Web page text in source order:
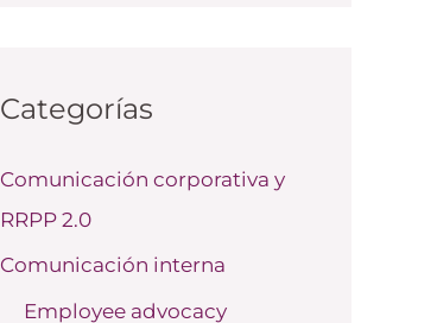
a
p
o
r
Categorías
Comunicación corporativa y
RRPP 2.0
Comunicación interna
Employee advocacy